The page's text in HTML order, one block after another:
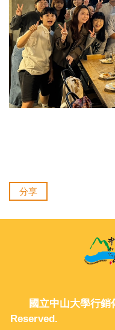
分享
國立中山大學行銷